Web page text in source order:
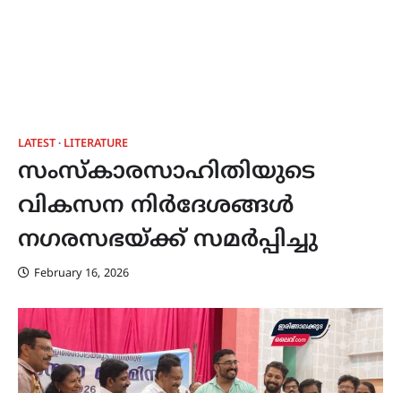
LATEST LITERATURE
സംസ്കാരസാഹിതിയുടെ
വികസന നിർദേശങ്ങൾ
നഗരസഭയ്ക്ക് സമർപ്പിച്ചു
February 16, 2026